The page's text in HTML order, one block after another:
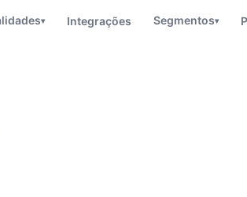
▾ Integrações Segmentos▾